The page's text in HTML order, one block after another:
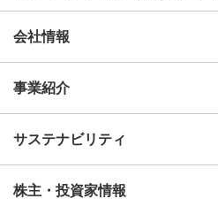
会社情報
事業紹介
サステナビリティ
株主・投資家情報